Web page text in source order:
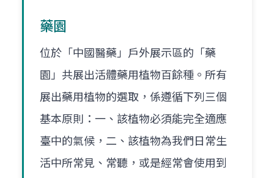
藥園
位於「中國醫藥」戶外展示區的「藥
園」共展出活體藥用植物百餘種。所有
展出藥用植物的選取，係遵循下列三個
基本原則：一、該植物必須能完全適應
臺中的氣候，二、該植物為我們日常生
活中所常見、常聽，或是經常會使用到